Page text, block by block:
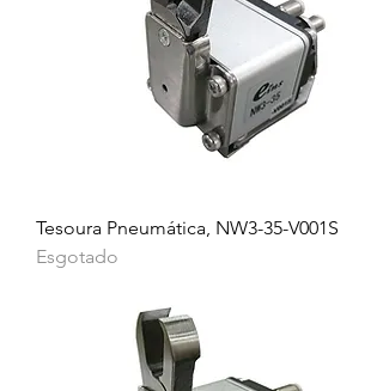
Tesoura Pneumática, NW3-35-V001S
Esgotado